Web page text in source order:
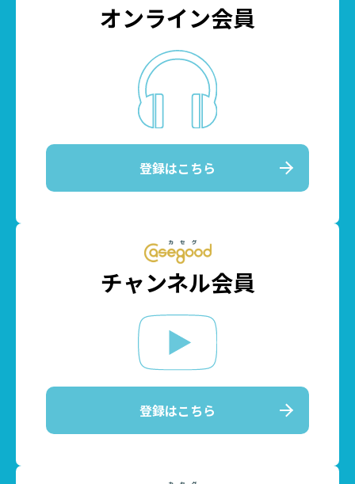
オンライン会員
登録はこちら
チャンネル会員
登録はこちら